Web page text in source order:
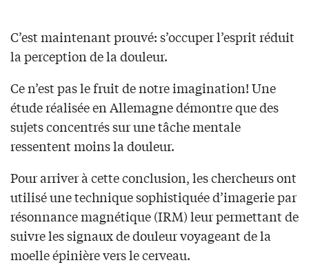
C’est maintenant prouvé: s’occuper l’esprit réduit
la perception de la douleur.
Ce n’est pas le fruit de notre imagination! Une
étude réalisée en Allemagne démontre que des
sujets concentrés sur une tâche mentale
ressentent moins la douleur.
Pour arriver à cette conclusion, les chercheurs ont
utilisé une technique sophistiquée d’imagerie par
résonnance magnétique (IRM) leur permettant de
suivre les signaux de douleur voyageant de la
moelle épinière vers le cerveau.